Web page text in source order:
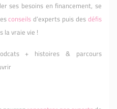
ses besoins en financement, se
conseils d’experts puis desdéfis
la vraie vie !
+ histoires & parcours